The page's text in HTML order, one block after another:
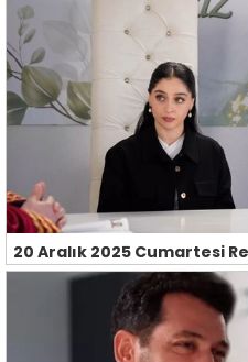
20 Aralık 2025 Cumartesi